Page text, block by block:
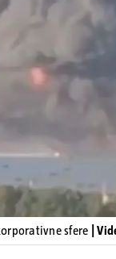
sfere |